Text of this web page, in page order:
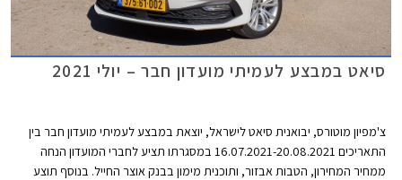
סיאט במבצע לעמיתי מועדון חבר – יולי 2021
צ'מפיון מוטורס, יבואנית סיאט לישראל, יוצאת במבצע לעמיתי מועדון חבר בין
התאריכים 16.07.2021-20.08.2021 במסגרתו תציע לחברי המועדון הנחה
ממחיר המחירון, הטבות אבזור, ותוכנית מימון בבנק אוצר החייל. בנוסף תוצע